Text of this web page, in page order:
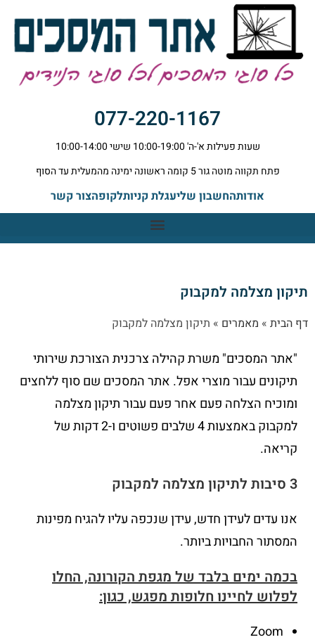
לתוכן
077-220-1167
שעות פעילות א'-ה' 10:00-19:00 שישי 10:00-14:00
פתח תקווה מוטה גור 5 קומה ראשונה ימינה מהמעלית עד הסוף
אודותהחשבון שליעגלת קניותלקופהצור קשר
תיקון מצלמה למקבוק
דף הבית » מאמרים » תיקון מצלמה למקבוק
"אתר המסכים" משרת קהילה צרכנית הצורכת שירותי
תיקונים עבור מוצרי אפל. אתר המסכים שם סוף ללחצים
ומוכיח הצלחה פעם אחר פעם עבור תיקון מצלמה
למקבוק באמצעות 4 שלבים פשוטים ו-2 דקות של
קריאה.
3 סיבות לתיקון מצלמה למקבוק
אנו עדים לעידן חדש, עידן שנכפה עליו להגיח מפינות
המסתור החבויות ביותר.
בכמה ימים בלבד של מגפת הקורונה, החלו
לפלוש לחיינו חלופות מפגש, כגון:
Zoom